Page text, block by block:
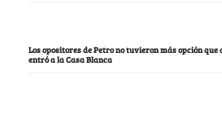
Los opositores de Petro no tuvieron más opción
entró a la Casa Blanca